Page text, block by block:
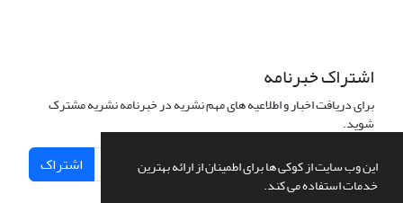
این وب سایت از کوکی ها برای اطمینان از ارائه بهترین
خدمات استفاده می کند.
اشتراک خبرنامه
برای دریافت اخبار و اطلاعیه های مهم نشریه در خبرنامه نشریه مشترک
شوید.
اشتراک